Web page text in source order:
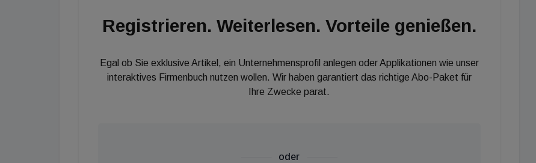
Dimitri Grabar, Bürobetreiber, RE/MAX DCI
Peter Reikersdorfer, Managing Director, REMAX Austria
Thomas Heiligenbrunner, Head of Marketing & Events, REMAX Austria
Registrieren. Weiterlesen. Vorteile genießen.
Egal ob Sie exklusive Artikel, ein Unternehmensprofil anlegen oder Applikationen wie unser
interaktives Firmenbuch nutzen wollen. Wir haben garantiert das richtige Abo-Paket für
Ihre Zwecke parat.
oder